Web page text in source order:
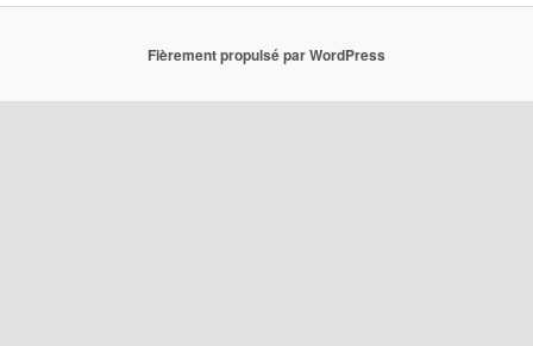
Fièrement propulsé par WordPress